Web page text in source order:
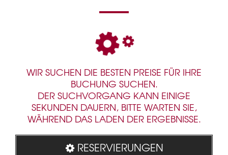
WIR SUCHEN DIE BESTEN PREISE FÜR IHRE
BUCHUNG SUCHEN.
DER SUCHVORGANG KANN EINIGE
SEKUNDEN DAUERN, BITTE WARTEN SIE,
WÄHREND DAS LADEN DER ERGEBNISSE.
RESERVIERUNGEN